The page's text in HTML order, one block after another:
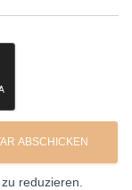
reduzieren.